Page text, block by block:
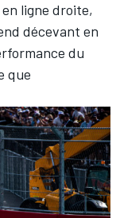
ligne droite,
décevant en
du
que